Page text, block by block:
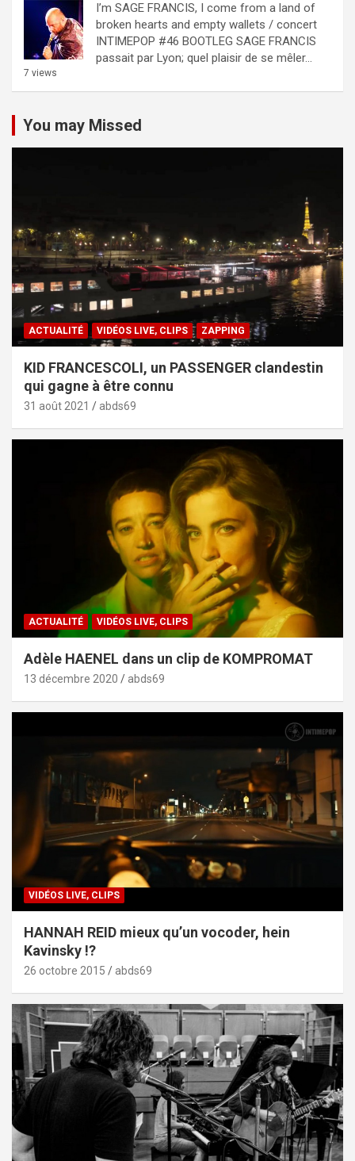
I’m SAGE FRANCIS, I come from a land of
broken hearts and empty wallets / concert
INTIMEPOP #46 BOOTLEG SAGE FRANCIS
passait par Lyon; quel plaisir de se mêler...
7 views
You may Missed
ACTUALITÉ VIDÉOS LIVE, CLIPS ZAPPING
KID FRANCESCOLI, un PASSENGER clandestin
qui gagne à être connu
31 août 2021 abds69
ACTUALITÉ VIDÉOS LIVE, CLIPS
Adèle HAENEL dans un clip de KOMPROMAT
13 décembre 2020 abds69
VIDÉOS LIVE, CLIPS
HANNAH REID mieux qu’un vocoder, hein
Kavinsky !?
26 octobre 2015 abds69